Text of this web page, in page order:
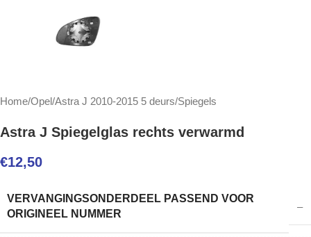
Home/Opel/Astra J 2010-2015 5 deurs/Spiegels
Astra J Spiegelglas rechts verwarmd
€12,50
VERVANGINGSONDERDEEL PASSEND VOOR
ORIGINEEL NUMMER
–